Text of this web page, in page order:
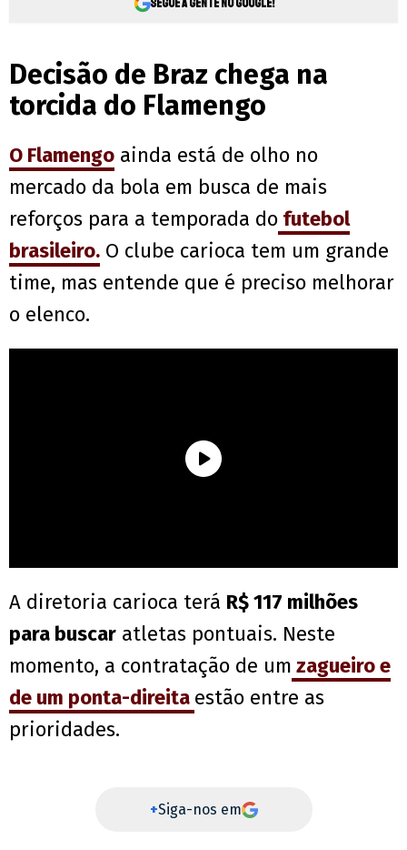
Segue a gente no Google!
Decisão de Braz chega na
torcida do Flamengo
O Flamengo ainda está de olho no
mercado da bola em busca de mais
reforços para a temporada do futebol
brasileiro. O clube carioca tem um grande
time, mas entende que é preciso melhorar
o elenco.
A diretoria carioca terá R$ 117 milhões
para buscar atletas pontuais. Neste
momento, a contratação de um zagueiro e
de um ponta-direita estão entre as
prioridades.
+Siga-nos em